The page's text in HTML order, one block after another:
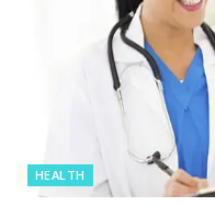
HEALTH